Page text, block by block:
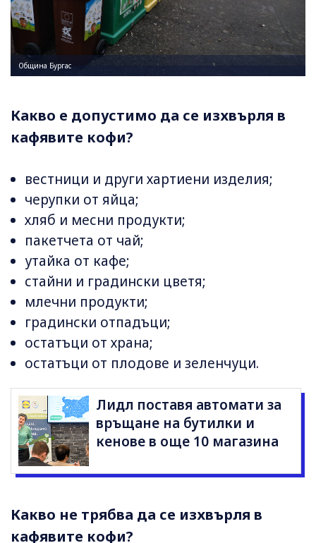
Община Бургас
Какво е допустимо да се изхвърля в
кафявите кофи?
вестници и други хартиени изделия;
черупки от яйца;
хляб и месни продукти;
пакетчета от чай;
утайка от кафе;
стайни и градински цветя;
млечни продукти;
градински отпадъци;
остатъци от храна;
остатъци от плодове и зеленчуци.
Лидл поставя автомати за
връщане на бутилки и
кенове в още 10 магазина
Какво не трябва да се изхвърля в
кафявите кофи?